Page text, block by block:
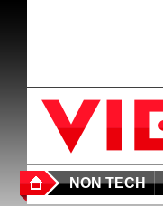
NON TECH